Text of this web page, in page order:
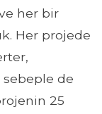
her bir
Her projede
de
25